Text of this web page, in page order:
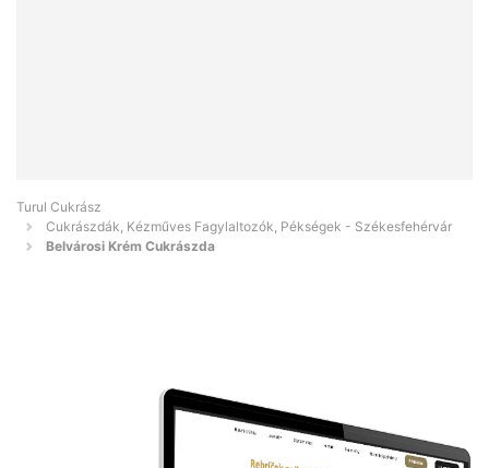
Turul Cukrász
Cukrászdák, Kézműves Fagylaltozók, Pékségek - Székesfehérvár
Belvárosi Krém Cukrászda